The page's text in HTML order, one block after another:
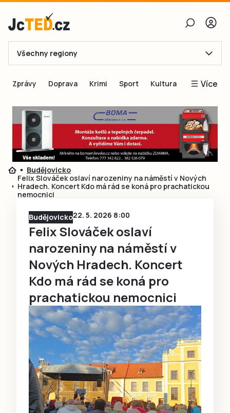
E-mail
Obnovit heslo
Přihlásit se
Přihlásit se přes Facebook
Ještě nemám účet, chci se
Registrovat
Všechny regiony
Zprávy Doprava Krimi Sport Kultura Více
Blogy
Inspirace
Čtenáři píší
Speciální přílohy
Budějovicko
Felix Slováček oslaví narozeniny na náměstí v Nových
Hradech. Koncert Kdo má rád se koná pro prachatickou
nemocnici
Budějovicko22. 5. 2026 8:00
Felix Slováček oslaví
narozeniny na náměstí v
Nových Hradech. Koncert
Kdo má rád se koná pro
prachatickou nemocnici